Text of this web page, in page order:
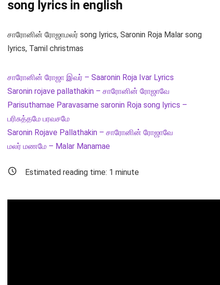
song lyrics in english
சாரோனின் ரோஜாமலர் song lyrics, Saronin Roja Malar song
lyrics, Tamil christmas
சாரோனின் ரோஜா இவர் – Saaronin Roja Ivar Lyrics
Saronin rojave pallathakin – சாரோனின் ரோஜாவே
Parisuthamae Paravasame saronin Roja song lyrics –
பரிசுத்தமே பரவசமே
Saronin Rojave Pallathakin – சாரோனின் ரோஜாவே
மலர் மணமே – Malar Manamae
Estimated reading time: 1 minute